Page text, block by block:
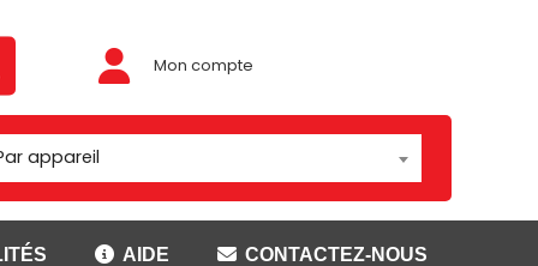
Mon compte
appareil
AIDE CONTACTEZ-NOUS